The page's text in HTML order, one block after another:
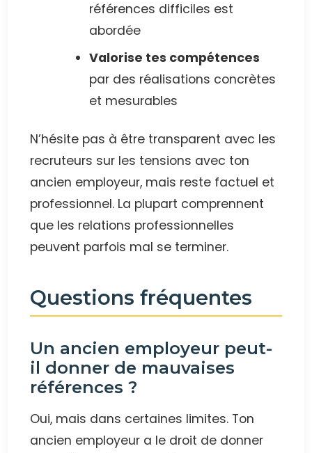
références difficiles est
abordée
Valorise tes compétences
par des réalisations concrètes
et mesurables
N’hésite pas à être transparent avec les
recruteurs sur les tensions avec ton
ancien employeur, mais reste factuel et
professionnel. La plupart comprennent
que les relations professionnelles
peuvent parfois mal se terminer.
Questions fréquentes
Un ancien employeur peut-
il donner de mauvaises
références ?
Oui, mais dans certaines limites. Ton
ancien employeur a le droit de donner